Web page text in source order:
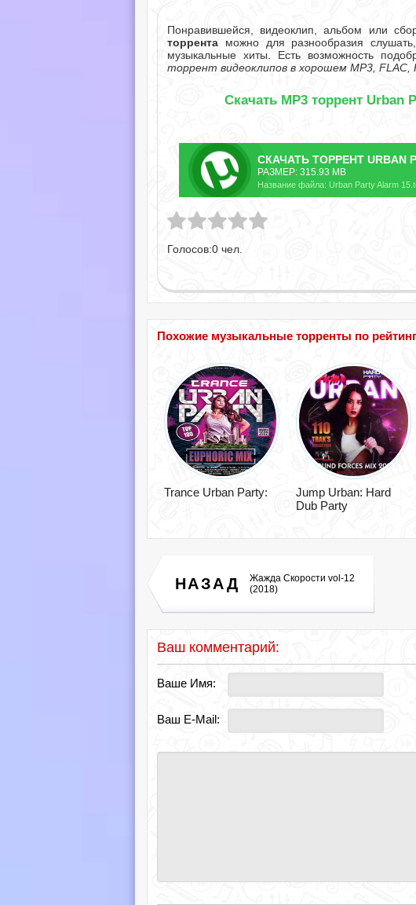
Понравившейся, видеоклип, альбом или
торрента можно для разнообразия
музыкальные хиты. Есть возможность
торрент видеоклипов в хорошем MP3, FLAC,
Скачать MP3 торрент Urban
СКАЧАТЬ ТОРРЕНТ URBAN
РАЗМЕР: 315.93 MB
Название файла: Urban Party Alarm
Голосов:0 чел.
Похожие музыкальные торренты по
Trance Urban Party:
Jump Urban: Hard
Dub Party
НАЗАД
Жажда Скорости vol-12
(2018)
Ваш комментарий:
Ваше Имя:
Ваш E-Mail: